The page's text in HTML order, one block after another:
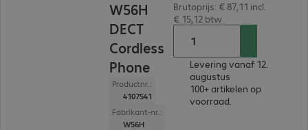
W56H
DECT
Cordless
Phone
Productnr.:
4107541
Fabrikant-nr.:
W56H
Brutoprijs: € 87,11 incl.
€ 15,12 btw
Levering vanaf 12.
augustus
100+ artikelen op
voorraad.